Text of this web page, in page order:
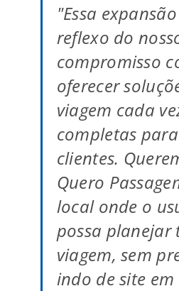
"Essa
reflexo do
compromisso
oferecer
viagem cada
completas
clientes.
Quero
local onde o
possa planejar
viagem, sem
indo de site